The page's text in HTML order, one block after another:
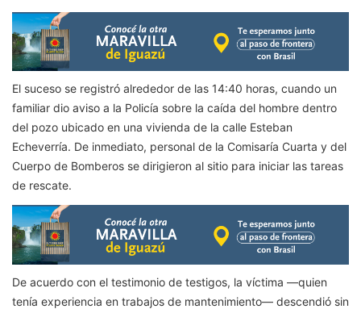
El suceso se registró alrededor de las 14:40 horas, cuando un
familiar dio aviso a la Policía sobre la caída del hombre dentro
del pozo ubicado en una vivienda de la calle Esteban
Echeverría. De inmediato, personal de la Comisaría Cuarta y del
Cuerpo de Bomberos se dirigieron al sitio para iniciar las tareas
de rescate.
De acuerdo con el testimonio de testigos, la víctima —quien
tenía experiencia en trabajos de mantenimiento— descendió sin